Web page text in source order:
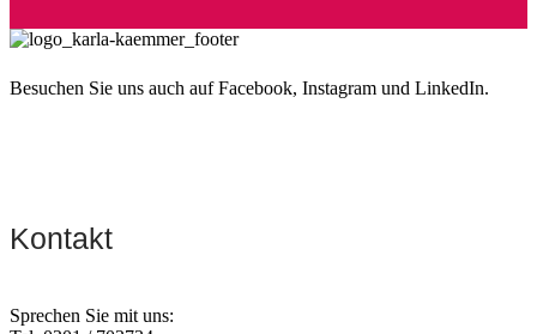
Besuchen Sie uns auch auf Facebook, Instagram und LinkedIn.
Kontakt
Sprechen Sie mit uns: